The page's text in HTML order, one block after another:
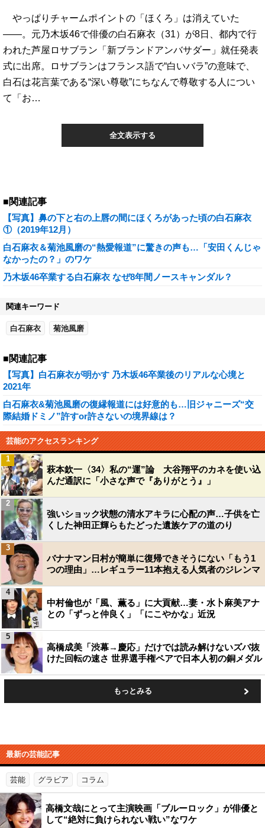
やっぱりチャームポイントの「ほくろ」は消えていた
――。元乃木坂46で俳優の白石麻衣（31）が8日、都内で行
われた芦屋ロサブラン「新ブランドアンバサダー」就任発表
式に出席。ロサブランはフランス語で“白いバラ”の意味で、
白石は花言葉である“深い尊敬”にちなんで尊敬する人につい
て「お…
全文表示する
■関連記事
【写真】鼻の下と右の上唇の間にほくろがあった頃の白石麻衣
①（2019年12月）
白石麻衣＆菊池風磨の“熱愛報道”に驚きの声も…「安田くんじゃ
なかったの？」のワケ
乃木坂46卒業する白石麻衣 なぜ8年間ノースキャンダル？
関連キーワード
白石麻衣 菊池風磨
■関連記事
【写真】白石麻衣が明かす 乃木坂46卒業後のリアルな心境と
2021年
白石麻衣&菊池風磨の復縁報道には好意的も…旧ジャニーズ“交
際結婚ドミノ”許すor許さないの境界線は？
芸能のアクセスランキング
萩本欽一〈34〉私の“運”論 大谷翔平のカネを使い込
んだ通訳に「小さな声で『ありがとう』」
1
強いショック状態の清水アキラに心配の声…子供を亡
くした神田正輝らもたどった遺族ケアの道のり
2
バナナマン日村が簡単に復帰できそうにない「もう1
つの理由」…レギュラー11本抱える人気者のジレンマ
3
中村倫也が「風、薫る」に大貢献…妻・水卜麻美アナ
との「ずっと仲良く」「にこやかな」近況
4
高橋成美「渋幕→慶応」だけでは読み解けないズバ抜
けた回転の速さ 世界選手権ペアで日本人初の銅メダル
5
もっとみる
最新の芸能記事
芸能 グラビア コラム
高橋文哉にとって主演映画「ブルーロック」が俳優と
して“絶対に負けられない戦い”なワケ